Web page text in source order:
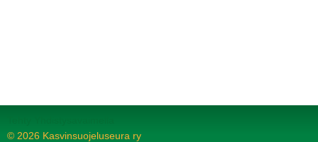
© 2026 Kasvinsuojeluseura ry